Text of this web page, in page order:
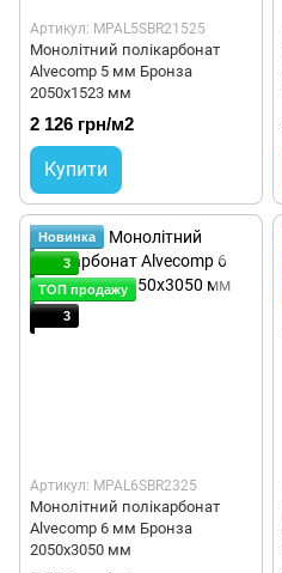
Артикул: MPAL5SBR21525
Монолітний полікарбонат
Alvecomp 5 мм Бронза
2050х1523 мм
2 126 грн/м2
Купити
Новинка
3
ТОП продажу
3
Артикул: MPAL6SBR2325
Монолітний полікарбонат
Alvecomp 6 мм Бронза
2050x3050 мм